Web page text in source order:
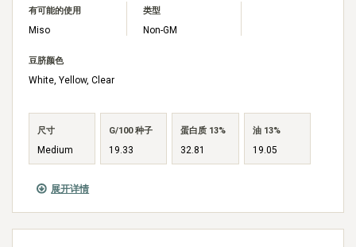
展开详情
有可能的使用
Miso
类型
Non-GM
豆脐颜色
White, Yellow, Clear
尺寸
Medium
G/100 种子
19.33
蛋白质 13%
32.81
油 13%
19.05